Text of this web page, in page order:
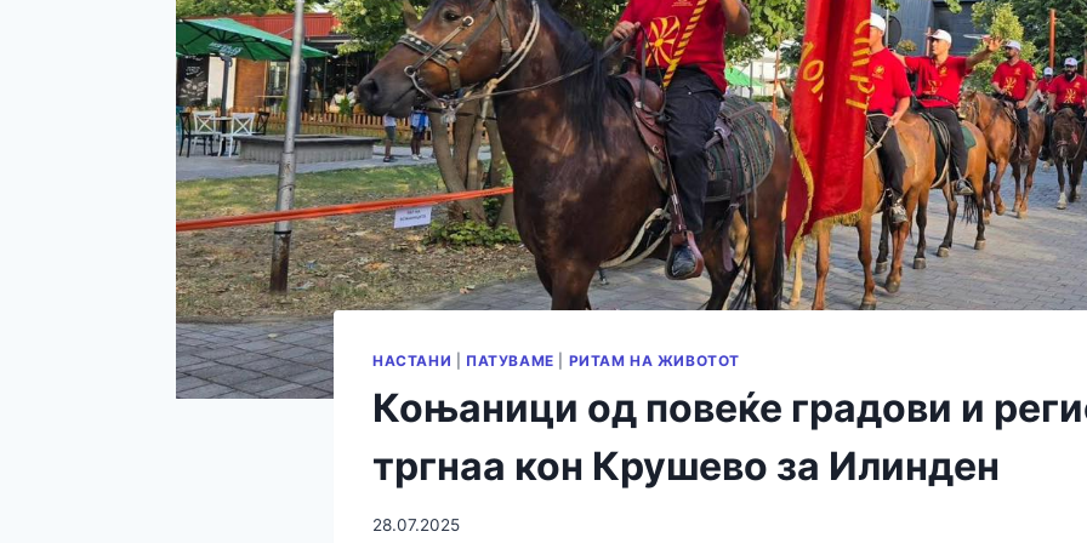
НАСТАНИ ПАТУВАМЕ РИТАМ НА ЖИВОТОТ
Коњаници од повеќе градови и
тргнаа кон Крушево за Илинден
28.07.2025